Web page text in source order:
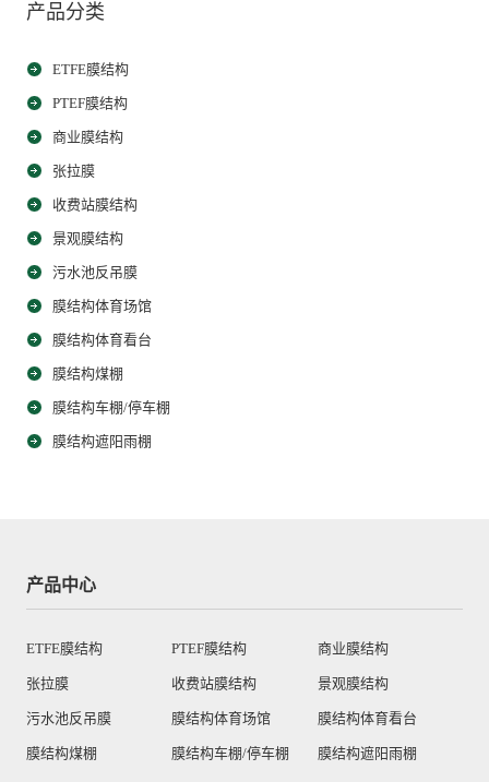
产品分类
ETFE膜结构
PTEF膜结构
商业膜结构
张拉膜
收费站膜结构
景观膜结构
污水池反吊膜
膜结构体育场馆
膜结构体育看台
膜结构煤棚
膜结构车棚/停车棚
膜结构遮阳雨棚
产品中心
ETFE膜结构 PTEF膜结构 商业膜结构
张拉膜 收费站膜结构 景观膜结构
污水池反吊膜 膜结构体育场馆 膜结构体育看台
膜结构煤棚 膜结构车棚/停车棚 膜结构遮阳雨棚